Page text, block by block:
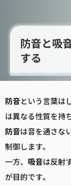
防音と吸
する
防音という言葉は
は異なる性質を持
防音は音を通さな
制御します。
一方、 吸音は反射
が目的です。